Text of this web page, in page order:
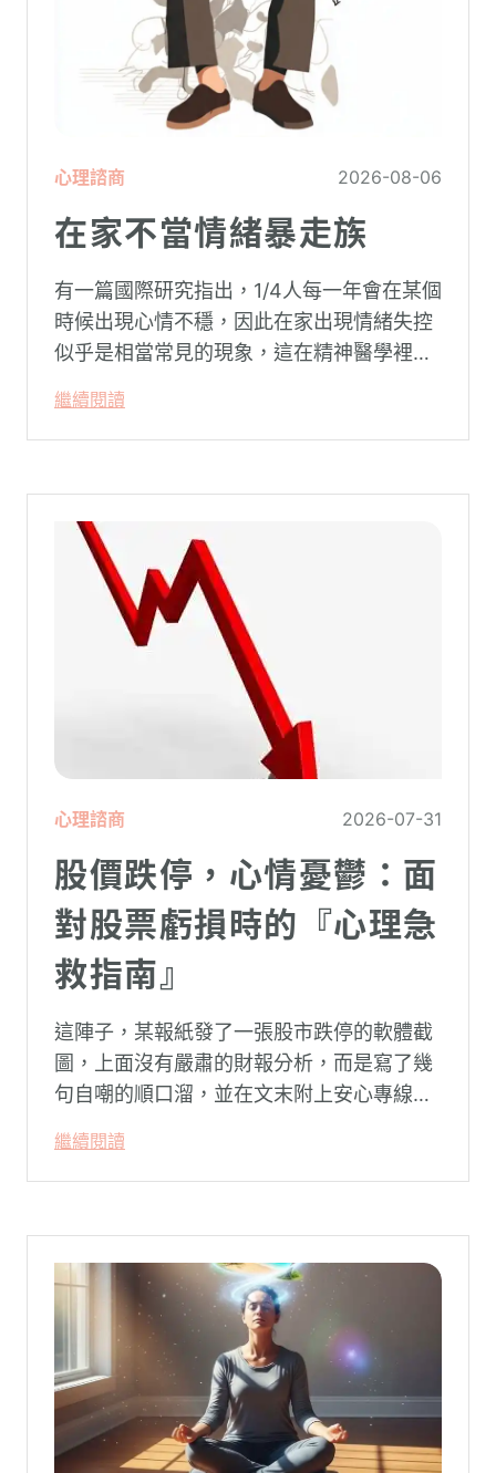
心理諮商 2026-08-06
在家不當情緒暴走族
有一篇國際研究指出，1/4人每一年會在某個
時候出現心情不穩，因此在家出現情緒失控
似乎是相當常見的現象，這在精神醫學裡不
系統在長久使用之下，突然在某一次需要處
理更高層次的資料時，電腦呈現當機現象，
造成重大影響。
繼續閱讀
心理諮商 2026-07-31
股價跌停，心情憂鬱：面
對股票虧損時的『心理急
救指南』
這陣子，某報紙發了一張股市跌停的軟體截
圖，上面沒有嚴肅的財報分析，而是寫了幾
句自嘲的順口溜，並在文末附上安心專線與
被廣泛轉載。對許多投資人而言，螢幕上下
跌的數字背後，實質連結的是個人的財務壓
繼續閱讀